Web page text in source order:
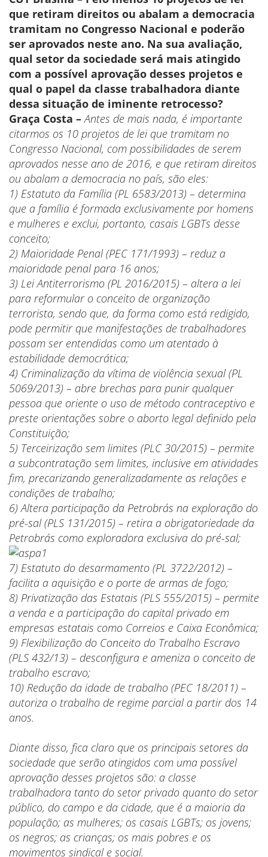
que retiram direitos ou abalam a democracia
tramitam no Congresso Nacional e poderão
ser aprovados neste ano. Na sua avaliação,
qual setor da sociedade será mais atingido
com a possível aprovação desses projetos e
qual o papel da classe trabalhadora diante
dessa situação de iminente retrocesso?
Graça Costa – Antes de mais nada, é importante
citarmos os 10 projetos de lei que tramitam no
Congresso Nacional, com possibilidades de serem
aprovados nesse ano de 2016, e que retiram direitos
ou abalam a democracia no país, são eles:
1) Estatuto da Família (PL 6583/2013) – determina
que a família é formada exclusivamente por homens
e mulheres e exclui, portanto, casais LGBTs desse
conceito;
2) Maioridade Penal (PEC 171/1993) – reduz a
maioridade penal para 16 anos;
3) Lei Antiterrorismo (PL 2016/2015) – altera a lei
para reformular o conceito de organização
terrorista, sendo que, da forma como está redigido,
pode permitir que manifestações de trabalhadores
possam ser entendidas como um atentado à
estabilidade democrática;
4) Criminalização da vítima de violência sexual (PL
5069/2013) – abre brechas para punir qualquer
pessoa que oriente o uso de método contraceptivo e
preste orientações sobre o aborto legal definido pela
Constituição;
5) Terceirização sem limites (PLC 30/2015) – permite
a subcontratação sem limites, inclusive em atividades
fim, precarizando generalizadamente as relações e
condições de trabalho;
6) Altera participação da Petrobrás na exploração do
pré-sal (PLS 131/2015) – retira a obrigatoriedade da
Petrobrás como exploradora exclusiva do pré-sal;
7) Estatuto do desarmamento (PL 3722/2012) –
facilita a aquisição e o porte de armas de fogo;
8) Privatização das Estatais (PLS 555/2015) – permite
a venda e a participação do capital privado em
empresas estatais como Correios e Caixa Econômica;
9) Flexibilização do Conceito do Trabalho Escravo
(PLS 432/13) – desconfigura e ameniza o conceito de
trabalho escravo;
10) Redução da idade de trabalho (PEC 18/2011) –
autoriza o trabalho de regime parcial a partir dos 14
anos.
Diante disso, fica claro que os principais setores da
sociedade que serão atingidos com uma possível
aprovação desses projetos são: a classe
trabalhadora tanto do setor privado quanto do setor
público, do campo e da cidade, que é a maioria da
população; as mulheres; os casais LGBTs; os jovens;
os negros; as crianças; os mais pobres e os
movimentos sindical e social.